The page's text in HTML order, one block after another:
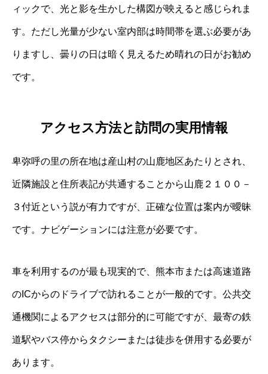
ィックで、光と影を生かした構図が映えると感じられま
す。ただし光量が少ない室内部は時間帯を選ぶ必要があ
りますし、曇りの日は暗く見えるため晴れの日がお勧め
です。
アクセス方法と訪問の実用情報
卑弥呼の里の所在地は産山村の山鹿地区あたりとされ、
近隣施設と住所表記が共通することから山鹿２１００－
３付近という説が有力ですが、正確な位置は案内が曖昧
です。ナビゲーションには注意が必要です。
車を利用するのが最も現実的で、熊本市または高速道路
のICからのドライブで訪れることが一般的です。公共交
通機関によるアクセスは部分的に可能ですが、最寄の鉄
道駅やバス停からタクシーまたは徒歩を併用する必要が
あります。